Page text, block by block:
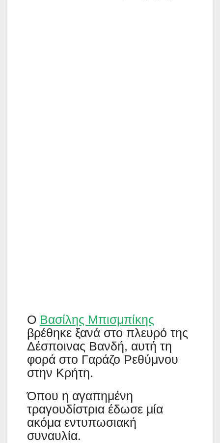
Ο Βασίλης Μπισμπίκης
βρέθηκε ξανά στο πλευρό της
Δέσποινας Βανδή, αυτή τη
φορά στο Γαράζο Ρεθύμνου
στην Κρήτη.
Όπου η αγαπημένη
τραγουδίστρια έδωσε μία
ακόμα εντυπωσιακή
συναυλία.